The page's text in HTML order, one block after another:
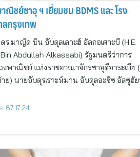
ชย์ซาอุ ฯ เยี่ยมชม BDMS และ โรง
กรุงเทพ
.มาญิด บิน อับดุลเลาะฮ์ อัลกอเศาะบี​ (H.E.
Abdullah Alkassabi) รัฐมนตรีว่าการ
งพาณิชย์ แห่งราชอาณาจักรซาอุดีอาระเบีย​
ย) นายอับดุรเราะห์มาน อับดุลอะซีซ อัลซุฮั
. 67 17:24